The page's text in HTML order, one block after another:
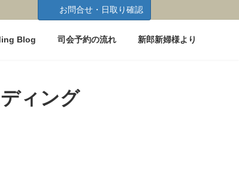
お問合せ・日取り確認
Blog 司会予約の流れ 新郎新婦様より
ィング